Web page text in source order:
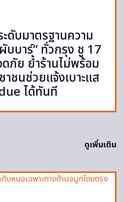
ดับมาตรฐานความ
บบาร์” ทั่วกรุง ชู 17
ภัย ย้ำร้านไม่พร้อม
าชนช่วยแจ้งเบาะแส
ได้ทันที
ดูเพิ่มเติม